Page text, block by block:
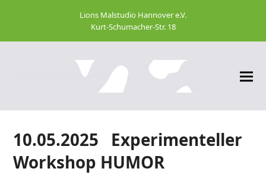
Lions Malstudio Hannover e.V.
Kurt-Schumacher-Str. 18
10.05.2025 Experimenteller
Workshop HUMOR